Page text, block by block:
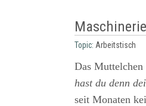
Maschinerie
Topic: Arbeitstisch
Das
hast du denn
seit Monaten